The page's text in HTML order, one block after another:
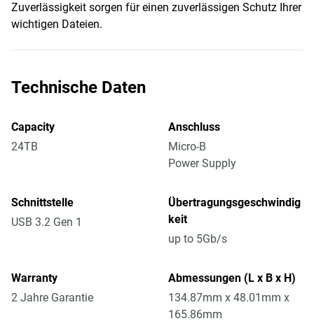
Zuverlässigkeit sorgen für einen zuverlässigen Schutz Ihrer
wichtigen Dateien.
Technische Daten
Capacity
24TB
Anschluss
Micro-B
Power Supply
Schnittstelle
USB 3.2 Gen 1
Übertragungsgeschwindig
keit
up to 5Gb/s
Warranty
2 Jahre Garantie
Abmessungen (L x B x H)
134.87mm x 48.01mm x
165.86mm